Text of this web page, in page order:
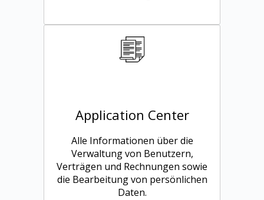
Application Center
Alle Informationen über die
Verwaltung von Benutzern,
Verträgen und Rechnungen sowie
die Bearbeitung von persönlichen
Daten.